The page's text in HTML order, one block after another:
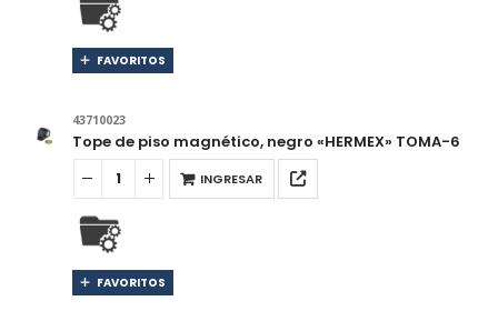
FAVORITOS
43710023
Tope de piso magnético, negro «HERMEX» TOMA-6
INGRESAR
FAVORITOS